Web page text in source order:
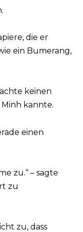
die er
ein Bumerang,
keinen
kannte.
einen
zu.“ – sagte
zu
zu, dass